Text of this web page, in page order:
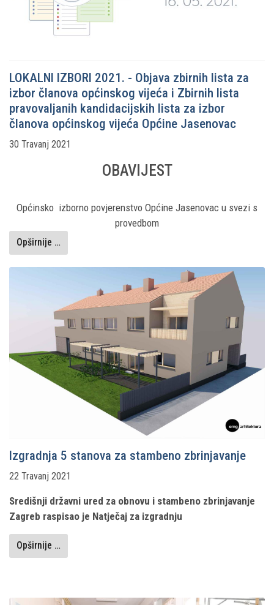
LOKALNI IZBORI 2021. - Objava zbirnih lista za
izbor članova općinskog vijeća i Zbirnih lista
pravovaljanih kandidacijskih lista za izbor
članova općinskog vijeća Općine Jasenovac
30 Travanj 2021
OBAVIJEST
Općinsko izborno povjerenstvo Općine Jasenovac u svezi s
provedbom
Opširnije …
Izgradnja 5 stanova za stambeno zbrinjavanje
22 Travanj 2021
Središnji državni ured za obnovu i stambeno zbrinjavanje
Zagreb raspisao je Natječaj za izgradnju
Opširnije …